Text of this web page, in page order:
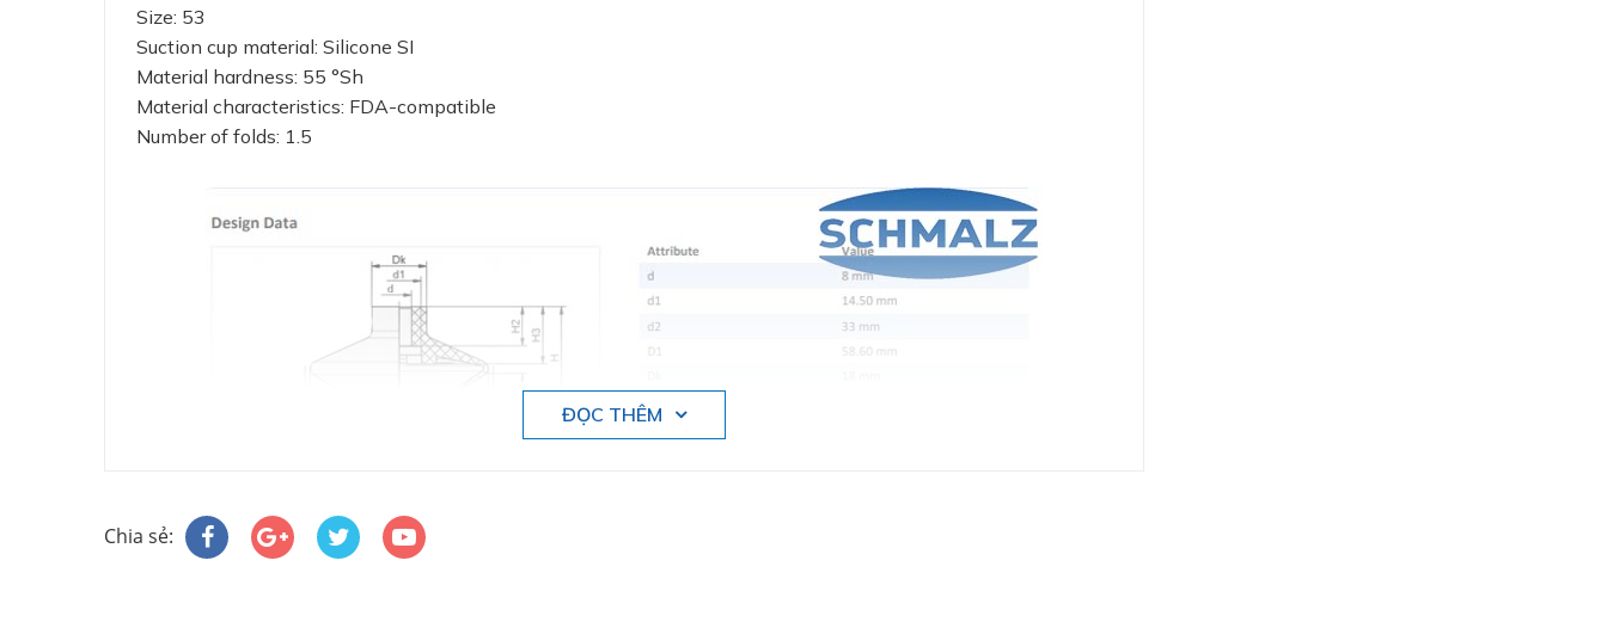
Size: 53
Suction cup material: Silicone SI
Material hardness: 55 °Sh
Material characteristics: FDA-compatible
Number of folds: 1.5
ĐỌC THÊM
Chia sẻ: